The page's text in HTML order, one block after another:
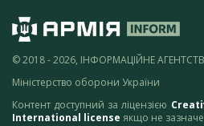
© 2018 - 2026, ІНФОРМАЦІЙНЕ
Міністерство оборони України
Контент доступний за ліцензією
International license якщо не